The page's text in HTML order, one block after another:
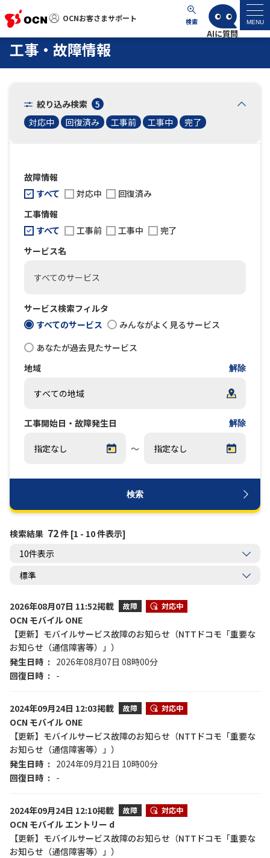
OCNお客さまサポート 検索 MENU
OCNお客さまサポート
サービス名から探す
工事・故障情報
各種ダウンロード
お知らせ サポートサイトの使い方
NTTドコモビジネスのお客さ
工事・故障情報通知
工事・故障情報
絞り込み検索
5
対応中
回復済み 工事前 工事中 完了
故障情報
すべて
対応中
回復済み
工事情報
すべて
工事前 工事中
完了
サービス名
すべてのサービス
サービス検索フィルタ
すべてのサービス
みんながよく見るサービス
あなたが過去見たサービス
地域
解除
工事開始日・故障発生日 解除
～
検索
検索結果 72件 [1 - 10 件表示]
2026年08月07日 11:52掲載 故障 対応中
OCN モバイル ONE
【更新】モバイルサービス故障のお知らせ（NTTドコモ「重要な
お知らせ（通信障害等）」）
発生日時
2026年08月07日 08時00分
回復日時
-
2024年09月24日 12:03掲載 故障 対応中
OCN モバイル ONE
【更新】モバイルサービス故障のお知らせ（NTTドコモ「重要な
お知らせ（通信障害等）」）
発生日時
2024年09月21日 10時00分
回復日時
-
2024年09月24日 12:10掲載 故障 対応中
OCN モバイル エントリー d
【更新】モバイルサービス故障のお知らせ（NTTドコモ「重要な
お知らせ（通信障害等）」）